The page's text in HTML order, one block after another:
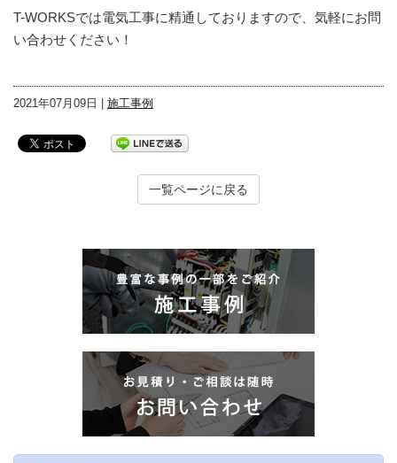
T-WORKSでは電気工事に精通しておりますので、気軽にお問
い合わせください！
2021年07月09日 | 施工事例
一覧ページに戻る